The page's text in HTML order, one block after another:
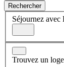
Rechercher
Séjournez
Trouvez un